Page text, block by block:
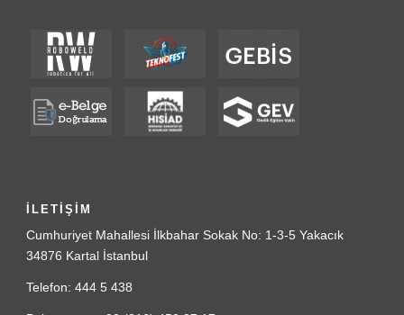
İLETİŞİM
Cumhuriyet Mahallesi İlkbahar Sokak No: 1-3-5 Yakacık
34876 Kartal İstanbul
Telefon: 444 5 438